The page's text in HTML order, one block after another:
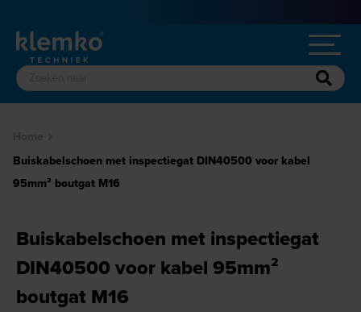
Buiskabelschoen met inspectiegat DIN40500 voor kabel
95mm² boutgat M16
Buiskabelschoen met inspectiegat
DIN40500 voor kabel 95mm²
boutgat M16